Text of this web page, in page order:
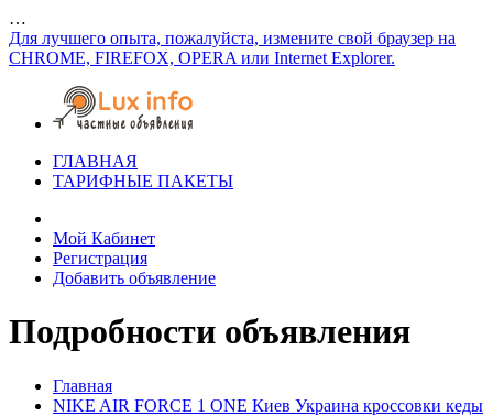
…
Для лучшего опыта, пожалуйста, измените свой браузер на
CHROME, FIREFOX, OPERA или Internet Explorer.
ГЛАВНАЯ
ТАРИФНЫЕ ПАКЕТЫ
Мой Кабинет
Регистрация
Добавить объявление
Подробности объявления
Главная
NIKE AIR FORCE 1 ONE Киев Украина кроссовки кеды